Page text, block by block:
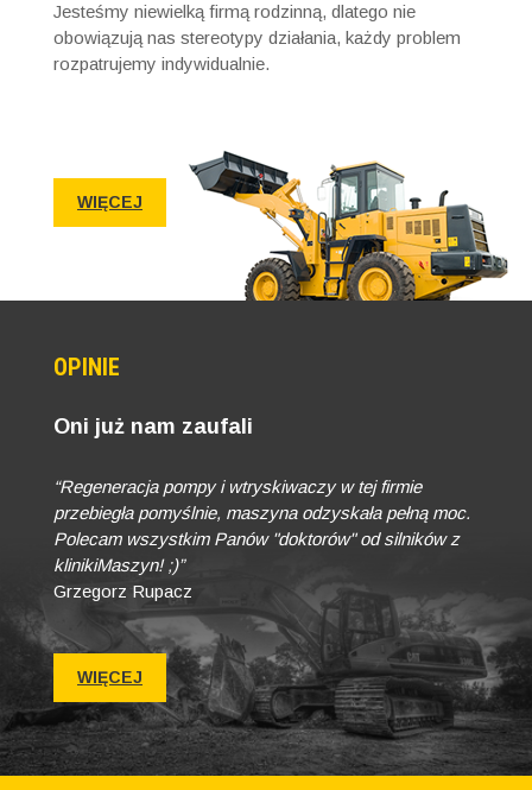
Jesteśmy niewielką firmą rodzinną, dlatego nie
obowiązują nas stereotypy działania, każdy problem
rozpatrujemy indywidualnie.
WIĘCEJ
OPINIE
Oni już nam zaufali
“Regeneracja pompy i wtryskiwaczy w tej firmie
przebiegła pomyślnie, maszyna odzyskała pełną moc.
Polecam wszystkim Panów "doktorów" od silników z
klinikiMaszyn! ;)”
Grzegorz Rupacz
WIĘCEJ